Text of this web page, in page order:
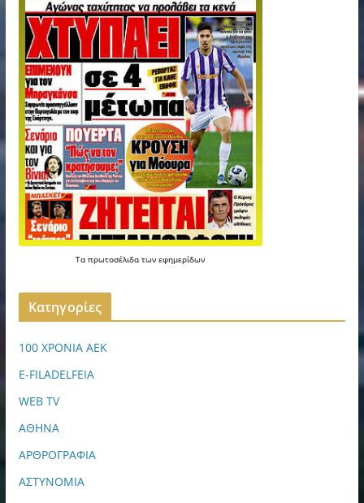
Ταπρωτοσέλιδατωνεφημερίδων
Kατηγορίες
100 ΧΡΟΝΙΑ ΑΕΚ
E-FILADELFEIA
WEB TV
ΑΘΗΝΑ
ΑΡΘΡΟΓΡΑΦΙΑ
ΑΣΤΥΝΟΜΙΑ